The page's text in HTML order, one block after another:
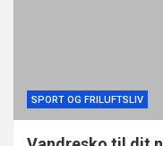
SPORT OG FRILUFTSLIV